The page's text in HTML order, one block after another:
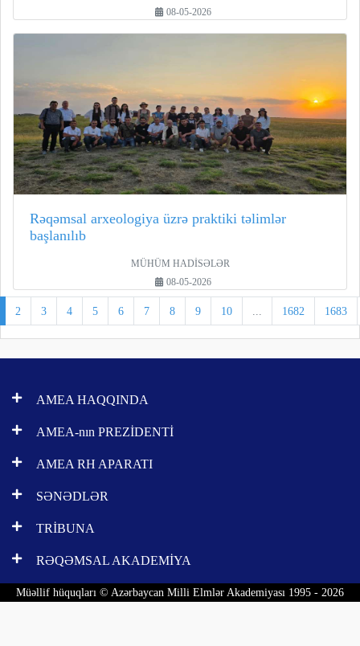
08-05-2026
Rəqəmsal arxeologiya üzrə praktiki təlimlər
başlanılıb
MÜHÜM HADİSƏLƏR
08-05-2026
2 3 4 5 6 7 8 9 10 ... 1682 1683
AMEA HAQQINDA
AMEA-nın PREZİDENTİ
AMEA RH APARATI
SƏNƏDLƏR
TRİBUNA
RƏQƏMSAL AKADEMİYA
Müəllif hüquqları © Azərbaycan Milli Elmlər Akademiyası 1995 - 2026